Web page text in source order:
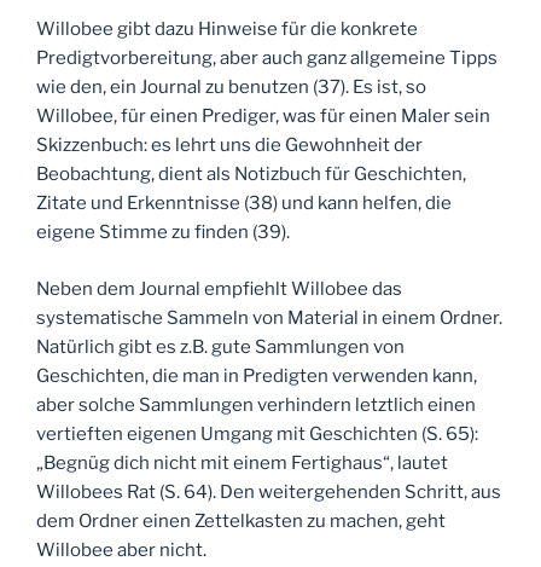
Willobee gibt dazu Hinweise für die konkrete
Predigtvorbereitung, aber auch ganz allgemeine Tipps
wie den, ein Journal zu benutzen (37). Es ist, so
Willobee, für einen Prediger, was für einen Maler sein
Skizzenbuch: es lehrt uns die Gewohnheit der
Beobachtung, dient als Notizbuch für Geschichten,
Zitate und Erkenntnisse (38) und kann helfen, die
eigene Stimme zu finden (39).
Neben dem Journal empfiehlt Willobee das
systematische Sammeln von Material in einem Ordner.
Natürlich gibt es z.B. gute Sammlungen von
Geschichten, die man in Predigten verwenden kann,
aber solche Sammlungen verhindern letztlich einen
vertieften eigenen Umgang mit Geschichten (S. 65):
„Begnüg dich nicht mit einem Fertighaus“, lautet
Willobees Rat (S. 64). Den weitergehenden Schritt, aus
dem Ordner einen Zettelkasten zu machen, geht
Willobee aber nicht.